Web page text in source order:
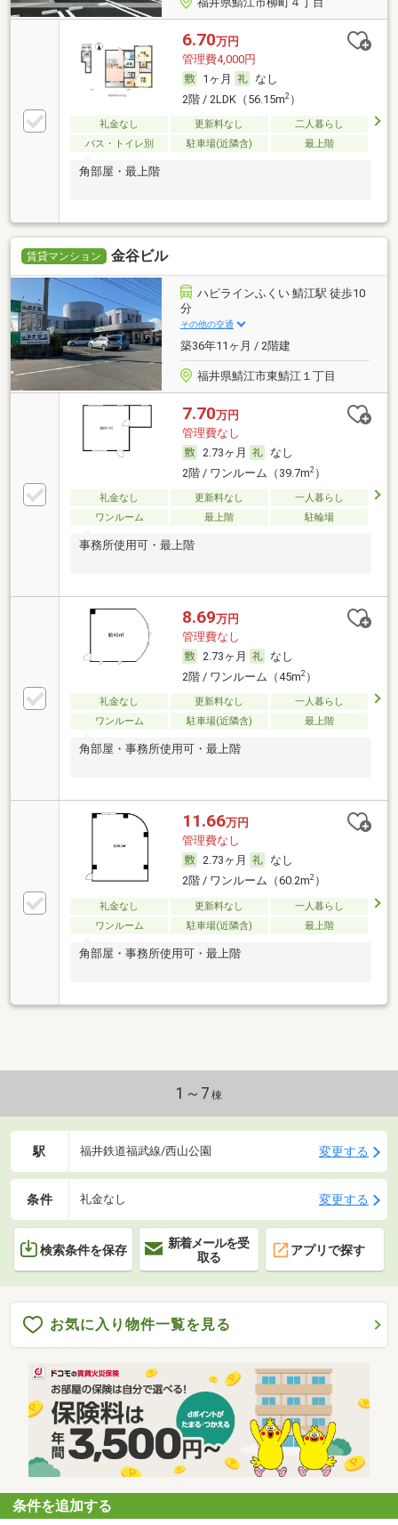
6.70万円
管理費4,000円
1ヶ月
なし
2階 / 2LDK（56.15m2）
礼金なし 更新料なし
二人暮らし
バス・トイレ別
駐車場(近隣含) 最上階
角部屋・最上階
賃貸マンション 金谷ビル
ハピラインふくい 鯖江駅 徒歩10
分
その他の交通
築36年11ヶ月 / 2階建
福井県鯖江市東鯖江１丁目
7.70万円
管理費なし
2.73ヶ月
なし
2階 / ワンルーム（39.7m2）
礼金なし 更新料なし
一人暮らし
ワンルーム
最上階 駐輪場
事務所使用可・最上階
8.69万円
管理費なし
2.73ヶ月
なし
2階 / ワンルーム（45m2）
礼金なし 更新料なし
一人暮らし
ワンルーム
駐車場(近隣含) 最上階
角部屋・事務所使用可・最上階
11.66万円
管理費なし
2.73ヶ月
なし
2階 / ワンルーム（60.2m2）
礼金なし 更新料なし
一人暮らし
ワンルーム
駐車場(近隣含) 最上階
角部屋・事務所使用可・最上階
1～7 棟
駅 福井鉄道福武線/西山公園 変更する
条件 礼金なし 変更する
検索条件を保存
新着メールを受
取る
アプリで探す
お気に入り物件一覧を見る
条件を追加する